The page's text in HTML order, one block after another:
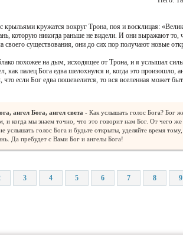
крыльями кружатся вокруг Трона, поя и восклицая:
которую никогда раньше не видели. И они выражают
своего существования, они до сих пор получают новые
похожее на дым, исходящее от Трона, и я услышал
как палец Бога едва шелохнулся и, когда это
что если Бог едва пошевелится, то вся вселенная может
ангел Бога, ангел света - Как услышать голос Бога? Бог
и когда мы знаем точно, что это говорит нам Бог. От чего
услышать голос Бога и будьте открыты, уделяйте время
Да пребудет с Вами Бог и ангелы Бога!
3 4 5 6 7 8 9